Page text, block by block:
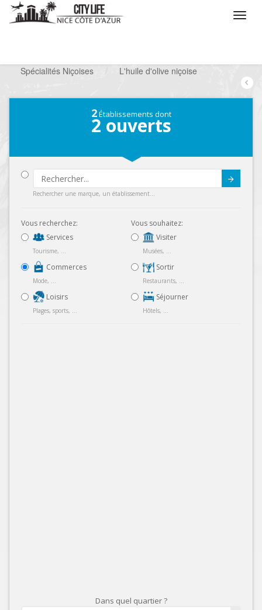
Spécialités Niçoises
L'huile d'olive niçoise
2Établissements dont
2 ouverts
Rechercher une marque, un établissement...
Vous recherchez:
Services
Tourisme, ...
Commerces
Mode, ...
Loisirs
Plages, sports, ...
Vous souhaitez:
Visiter
Musées, ...
Sortir
Restaurants, ...
Séjourner
Hôtels, ...
Dans quel quartier ?